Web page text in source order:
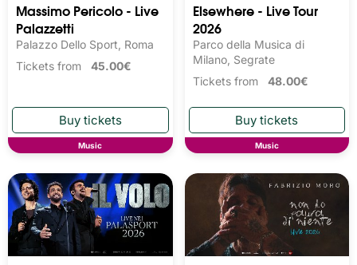
Massimo Pericolo - Live
Palazzetti
Palazzo Dello Sport, Roma
Tickets from 45.00€
Music
Elsewhere - Live Tour
2026
Parco della Musica di
Milano, Segrate
Tickets from 48.00€
Music